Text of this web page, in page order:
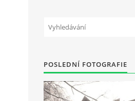
POSLEDNÍ FOTOGRAFIE